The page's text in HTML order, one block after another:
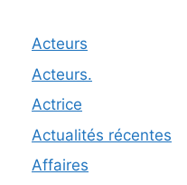
Acteurs
Acteurs.
Actrice
Actualités récentes
Affaires